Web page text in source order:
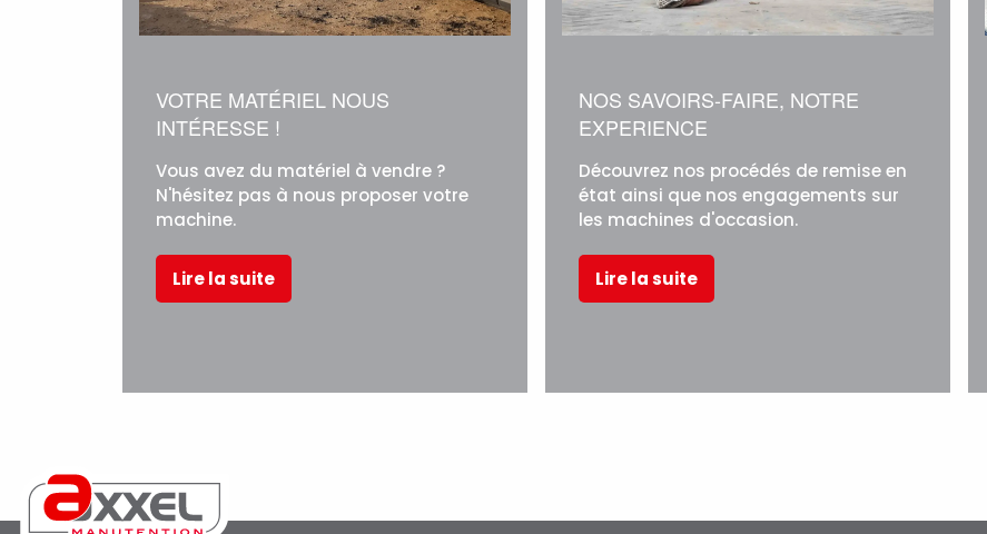
INTÉRESSE !
N'hésitez pas à nous proposer votre
machine.
Lire la suite
EXPERIENCE
état ainsi que nos engagements sur
les machines d'occasion.
Lire la suite